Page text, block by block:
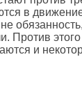
в
Против
и